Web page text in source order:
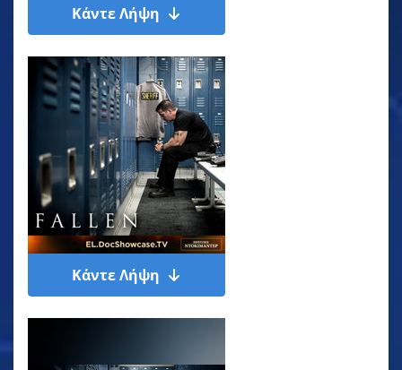
Κάντε Λήψη
Κάντε Λήψη